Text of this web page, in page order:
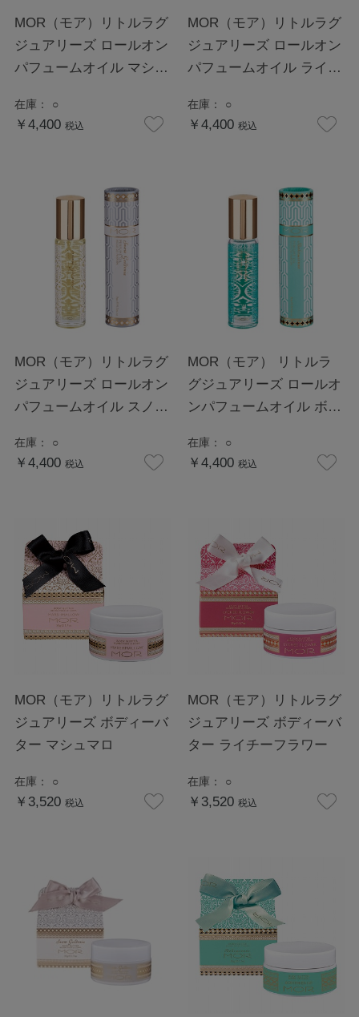
MOR（モア）リトルラグ
ジュアリーズ ロールオン
パフュームオイル マシュ
在庫： ○
￥4,400 税込
MOR（モア）リトルラグ
ジュアリーズ ロールオン
パフュームオイル ライチ
在庫： ○
￥4,400 税込
MOR（モア）リトルラグ
ジュアリーズ ロールオン
パフュームオイル スノー
在庫： ○
￥4,400 税込
MOR（モア） リトルラ
グジュアリーズ ロールオ
ンパフュームオイル ボヘ
在庫： ○
￥4,400 税込
MOR（モア）リトルラグ
ジュアリーズ ボディーバ
ター マシュマロ
在庫： ○
￥3,520 税込
MOR（モア）リトルラグ
ジュアリーズ ボディーバ
ター ライチーフラワー
在庫： ○
￥3,520 税込